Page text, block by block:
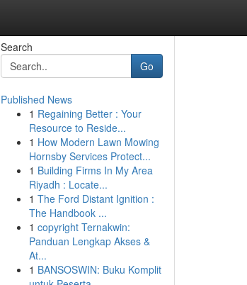
Search
Go
Published News
1 Regaining Better : Your
Resource to Reside...
1 How Modern Lawn Mowing
Hornsby Services Protect...
1 Building Firms In My Area
Riyadh : Locate...
1 The Ford Distant Ignition :
The Handbook ...
1 copyright Ternakwin:
Panduan Lengkap Akses &
At...
1 BANSOSWIN: Buku Komplit